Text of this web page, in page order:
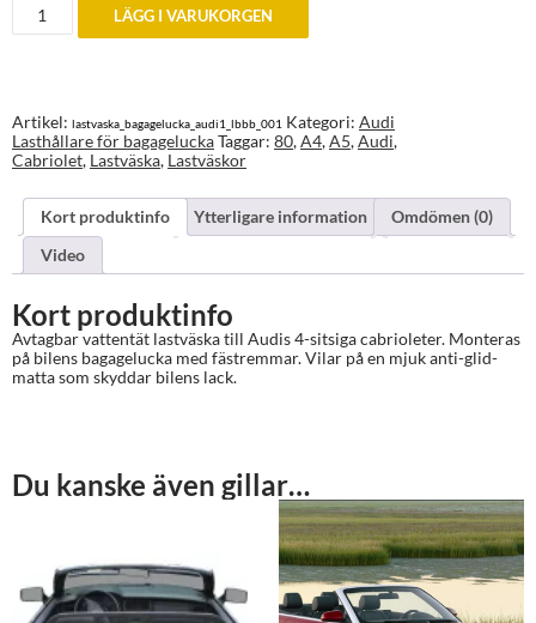
A4,
för
bagagelucka
mängd
LÄGG I VARUKORGEN
Artikel: lastvaska_bagagelucka_audi1_lbbb_001 Kategori: Audi
Lasthållare för bagageluckaTaggar: 80,A4,A5,Audi,
Cabriolet, Lastväska, Lastväskor
Kort produktinfo Ytterligare information
Omdömen (0)
Video
Kort produktinfo
Avtagbar vattentät lastväska till Audis 4-sitsiga cabrioleter. Monteras
på bilens bagagelucka med fästremmar. Vilar på en mjuk anti-glid-
matta som skyddar bilens lack.
Du kanske även gillar…